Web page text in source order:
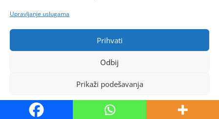
Upravljanje uslugama
Prihvati
Odbij
Prikaži podešavanja
Politika kolačića
jedne večeri vrata naglo otvorila: Ono što je